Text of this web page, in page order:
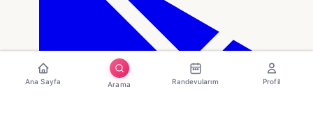
Ana Sayfa Arama Randevularım Profil